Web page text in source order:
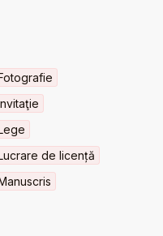
de licență